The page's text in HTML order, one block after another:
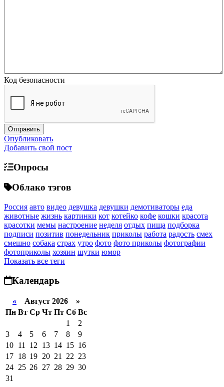
Код безопасности
Опубликовать
Добавить свой пост
Опросы
Облако тэгов
Россия авто видео девушка девушки демотиваторы еда
животные жизнь картинки кот котейко кофе кошки красота
красотки мемы настроение неделя отдых пища подборка
подписи позитив понедельник приколы работа радость смех
смешно собака страх утро фото фото приколы фотографии
фотоприколы хозяин шутки юмор
Показать все теги
Календарь
« Август 2026 »
Пн Вт Ср Чт Пт Сб Вс
1
2
3
4 5 6 7 8
9
10 11 12 13 14 15 16
17 18 19 20 21 22 23
24 25 26 27 28 29 30
31